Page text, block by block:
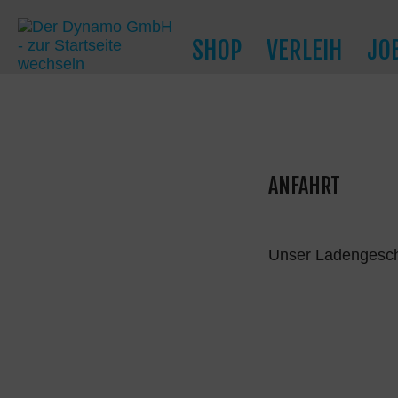
SHOP VERLEIH
ANFAHRT
Unser